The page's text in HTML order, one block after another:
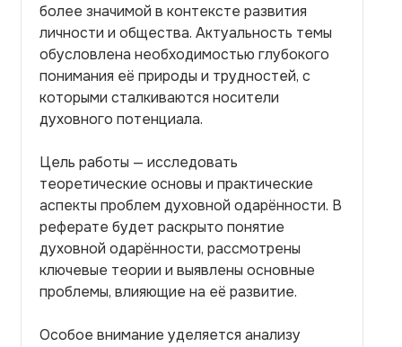
более значимой в контексте развития
личности и общества. Актуальность темы
обусловлена необходимостью глубокого
понимания её природы и трудностей, с
которыми сталкиваются носители
духовного потенциала.
Цель работы — исследовать
теоретические основы и практические
аспекты проблем духовной одарённости. В
реферате будет раскрыто понятие
духовной одарённости, рассмотрены
ключевые теории и выявлены основные
проблемы, влияющие на её развитие.
Особое внимание уделяется анализу